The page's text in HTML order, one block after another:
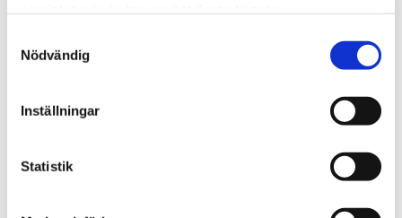
Nödvändig
Inställningar
Statistik
så nyttigt är superbäret